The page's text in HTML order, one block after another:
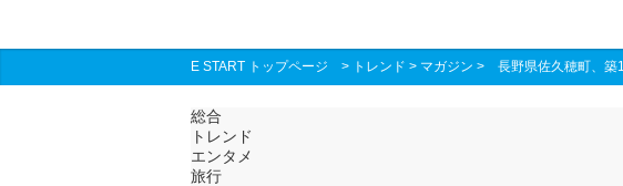
E START トップページ > トレンド > マガジン > 長野県佐久穂町、築
総合
トレンド
エンタメ
旅行